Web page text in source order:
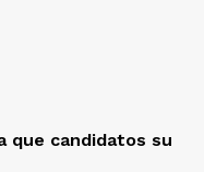
que candidatos su